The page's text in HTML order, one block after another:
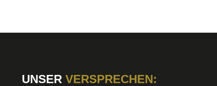
UNSER VERSPRECHEN: